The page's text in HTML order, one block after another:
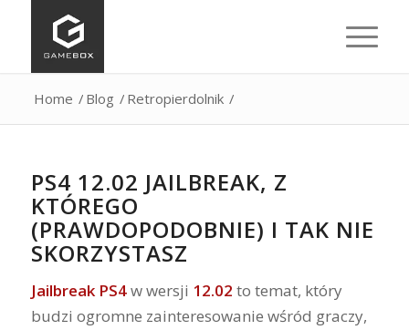
Home / Blog / Retropierdolnik /
PS4 12.02 JAILBREAK, Z
KTÓREGO
(PRAWDOPODOBNIE) I TAK NIE
SKORZYSTASZ
Jailbreak PS4w wersji 12.02 to temat, który
budzi ogromne zainteresowanie wśród graczy,